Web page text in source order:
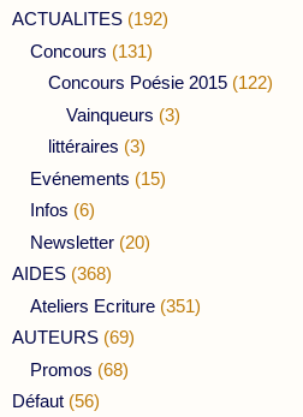
ACTUALITES (192)
Concours (131)
Concours Poésie 2015 (122)
Vainqueurs (3)
littéraires (3)
Evénements (15)
Infos (6)
Newsletter (20)
AIDES (368)
Ateliers Ecriture (351)
AUTEURS (69)
Promos (68)
Défaut (56)